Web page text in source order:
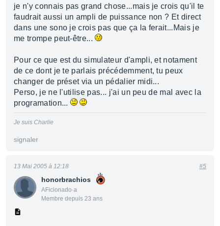
je n'y connais pas grand chose...mais je crois qu'il te
faudrait aussi un ampli de puissance non ? Et direct
dans une sono je crois pas que ça la ferait...Mais je
me trompe peut-être...
Pour ce que est du simulateur d'ampli, et notament
de ce dont je te parlais précédemment, tu peux
changer de préset via un pédalier midi...
Perso, je ne l'utilise pas... j'ai un peu de mal avec la
programation...
Je suis Charlie
signaler
honorbrachios
AFicionado·a
Membre depuis 23 ans
13 Mai 2005 à 12:18 #5